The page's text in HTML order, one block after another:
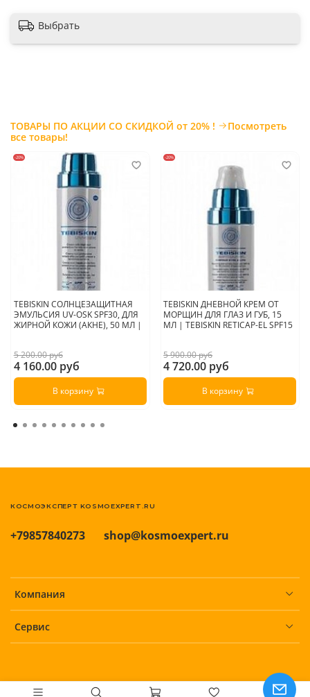
Выбрать
ТОВАРЫ ПО АКЦИИ СО СКИДКОЙ от 20% !
Посмотреть
все товары!
-20%
TEBISKIN СОЛНЦЕЗАЩИТНАЯ
ЭМУЛЬСИЯ UV-OSK SPF30, ДЛЯ
ЖИРНОЙ КОЖИ (АКНЕ), 50 МЛ |
5 200.00 руб
4 160.00 руб
В корзину
-20%
TEBISKIN ДНЕВНОЙ КРЕМ ОТ
МОРЩИН ДЛЯ ГЛАЗ И ГУБ, 15
МЛ | TEBISKIN RETICAP-EL SPF15
5 900.00 руб
4 720.00 руб
В корзину
Компания
Сервис
+79857840273 shop@kosmoexpert.ru
КОСМОЭКСПЕРТ KOSMOEXPERT.RU